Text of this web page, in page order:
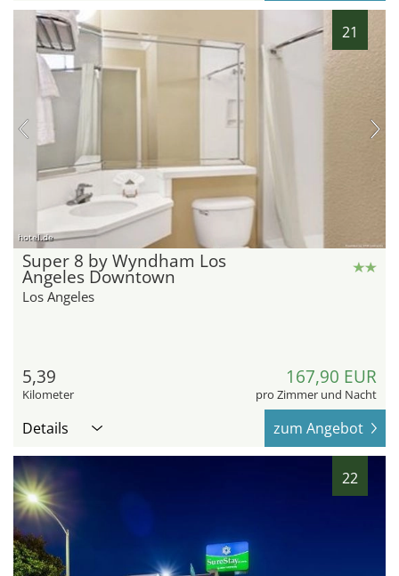
21
hotel.de
Super 8 by Wyndham Los
Angeles Downtown
Los Angeles
5,39
Kilometer
167,90 EUR
pro Zimmer und Nacht
Details zum Angebot
22